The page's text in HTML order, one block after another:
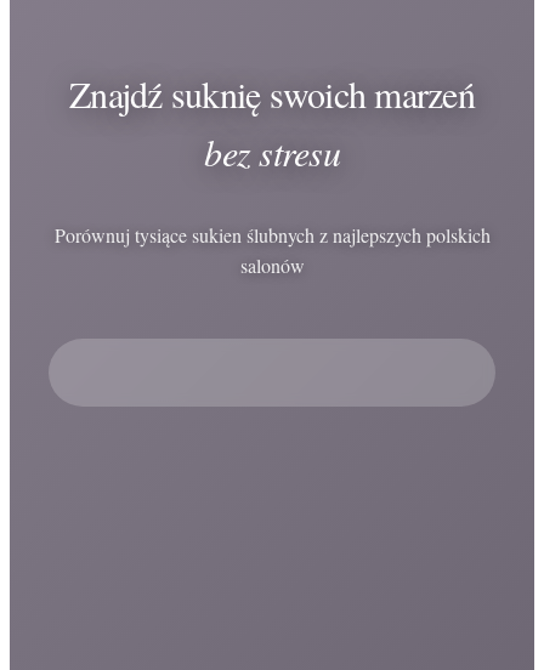
Znajdź suknię swoich marzeń
bez stresu
Porównuj tysiące sukien ślubnych z najlepszych polskich
salonów